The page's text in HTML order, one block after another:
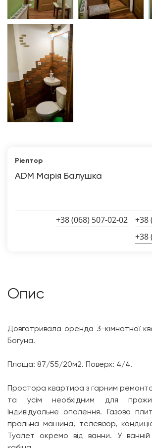
Ріелтор
ADM Марія Балушка
+38 (068) 507-02-02
+38
+38
Опис
Довготривала оренда 3-кімнатної
Богуна.
Площа: 87/55/20м2. Поверх: 4/4.
Простора квартира з гарним
та усім необхідним для
Індивідуальне опалення. Газова
пральна машина, телевізор,
Туалет окремо від ванни. У ванній